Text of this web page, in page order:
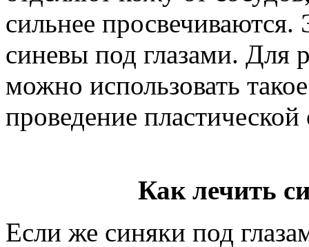
сильнее
синевы под глазами. Для
можно использовать
проведение
Как лечить
Если же синяки под